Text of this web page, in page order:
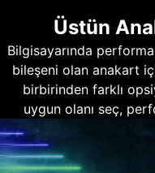
Üstün
Bilgisayarında
bileşeni olan anakart
birbirinden farklı
uygun olanı seç,